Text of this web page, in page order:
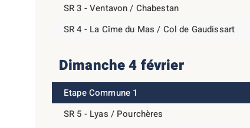
SR 3 - Ventavon / Chabestan
SR 4 - La Cîme du Mas / Col de Gaudissart
Dimanche 4 février
Etape Commune 1
SR 5 - Lyas / Pourchères